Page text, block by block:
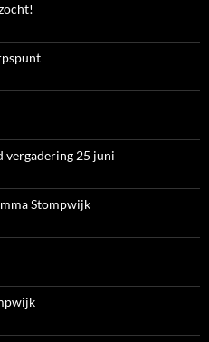
vergadering 25 juni
Stompwijk